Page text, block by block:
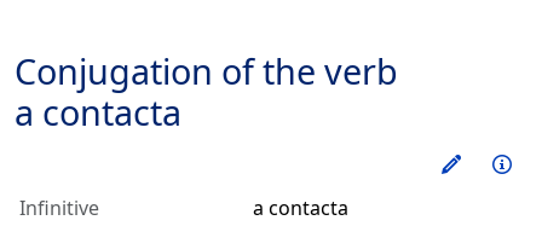
Conjugation of the verb
a contacta
Train
Infinitive
a contacta